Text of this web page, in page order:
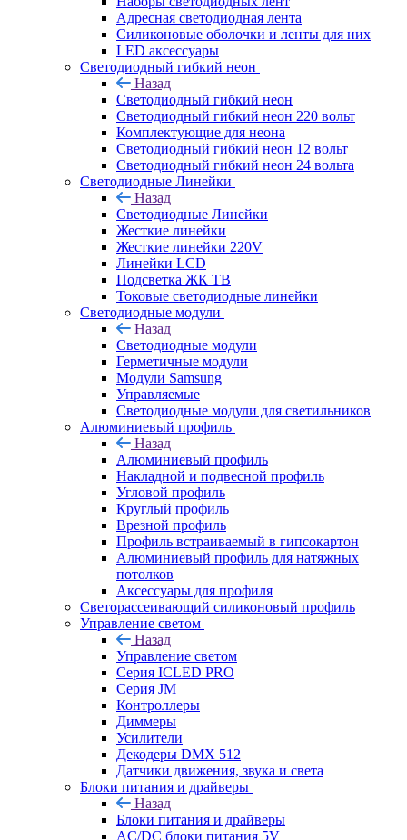
Адресная светодиодная лента
Силиконовые оболочки и ленты для них
LED аксессуары
Светодиодный гибкий неон
Назад
Светодиодный гибкий неон
Светодиодный гибкий неон 220 вольт
Комплектующие для неона
Светодиодный гибкий неон 12 вольт
Светодиодный гибкий неон 24 вольта
Светодиодные Линейки
Назад
Светодиодные Линейки
Жесткие линейки
Жесткие линейки 220V
Линейки LCD
Подсветка ЖК ТВ
Токовые светодиодные линейки
Светодиодные модули
Назад
Светодиодные модули
Герметичные модули
Модули Samsung
Управляемые
Светодиодные модули для светильников
Алюминиевый профиль
Назад
Алюминиевый профиль
Накладной и подвесной профиль
Угловой профиль
Круглый профиль
Врезной профиль
Профиль встраиваемый в гипсокартон
Алюминиевый профиль для натяжных
потолков
Аксессуары для профиля
Светорассеивающий силиконовый профиль
Управление светом
Назад
Управление светом
Серия ICLED PRO
Серия JM
Контроллеры
Диммеры
Усилители
Декодеры DMX 512
Датчики движения, звука и света
Блоки питания и драйверы
Назад
Блоки питания и драйверы
AC/DC блоки питания 5V